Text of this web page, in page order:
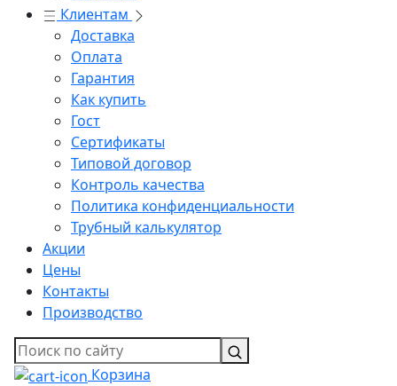
Клиентам
Доставка
Оплата
Гарантия
Как купить
Гост
Сертификаты
Типовой договор
Контроль качества
Политика конфиденциальности
Трубный калькулятор
Акции
Цены
Контакты
Производство
Корзина